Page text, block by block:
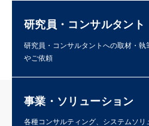
研究員・コンサルタント
研究員・コンサルタントへの取材・執
やご依頼
事業・ソリューション
各種コンサルティング、システムソリ